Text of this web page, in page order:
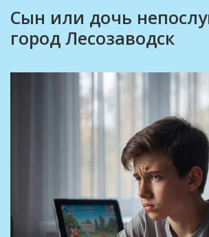
Сын или дочь
город Лесозаводск